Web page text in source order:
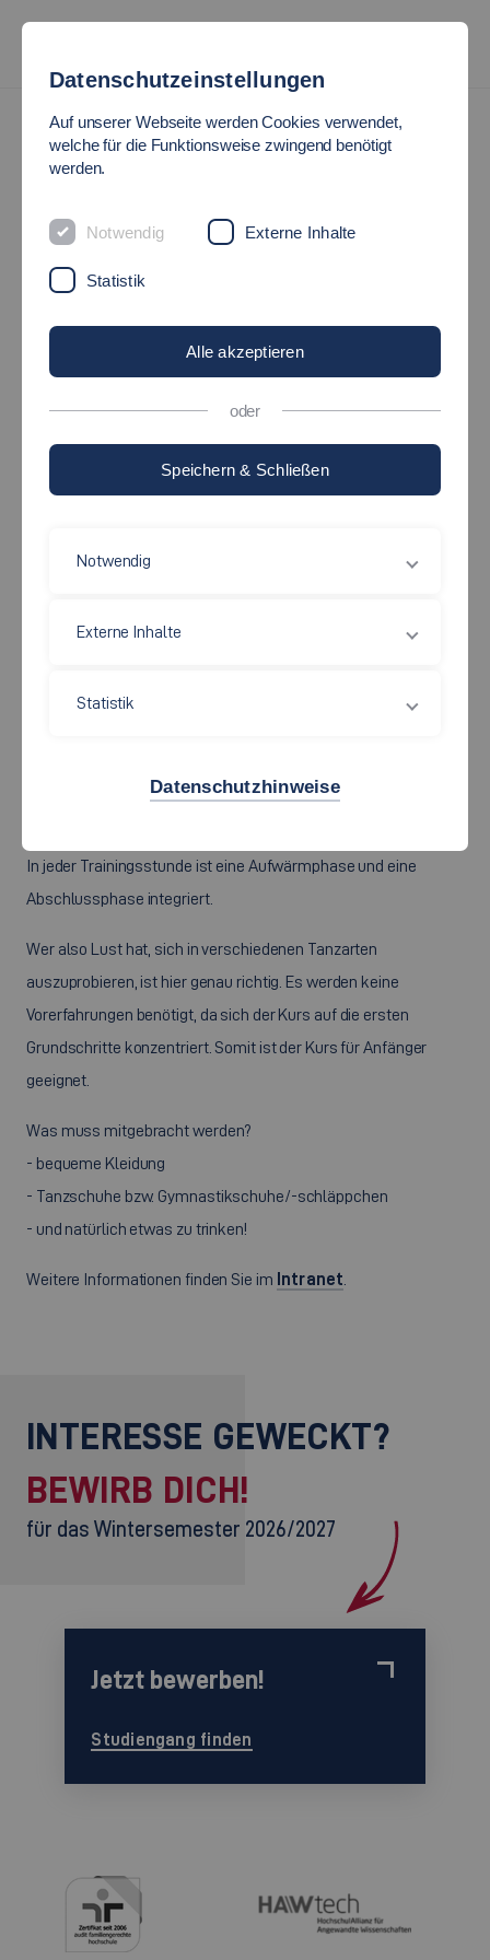
TANZMIX
allem am Tanzen haben. Es werden unterschiedliche Tanzstile
Hip Hop), Grundschritte aus diesen Bereichen erlernt und in
Ballett gilt als Grundlage für die anderen Tanzarten, sie ist die
zeitgenössischen Tänze (Modern und Jazz Dance) sowie Hip
In jeder Trainingsstunde ist eine Aufwärmphase und eine
Abschlussphase integriert.
Wer also Lust hat, sich in verschiedenen Tanzarten
auszuprobieren, ist hier genau richtig. Es werden keine
Vorerfahrungen benötigt, da sich der Kurs auf die ersten
Grundschritte konzentriert. Somit ist der Kurs für Anfänger
geeignet.
Was muss mitgebracht werden?
- bequeme Kleidung
- Tanzschuhe bzw. Gymnastikschuhe/-schläppchen
- und natürlich etwas zu trinken!
Weitere Informationen finden Sie im Intranet
INTERESSE GEWECKT?
BEWIRB DICH!
für das Wintersemester 2026/2027
Jetzt bewerben!
Studiengang finden
Datenschutzeinstellungen
Auf unserer Webseite werden Cookies verwendet,
welche für die Funktionsweise zwingend benötigt
werden.
Notwendig Externe Inhalte
Statistik
Alle akzeptieren
oder
Speichern & Schließen
Notwendig
Externe Inhalte
Statistik
Datenschutzhinweise